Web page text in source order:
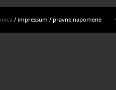
/ impressum / pravne napomene